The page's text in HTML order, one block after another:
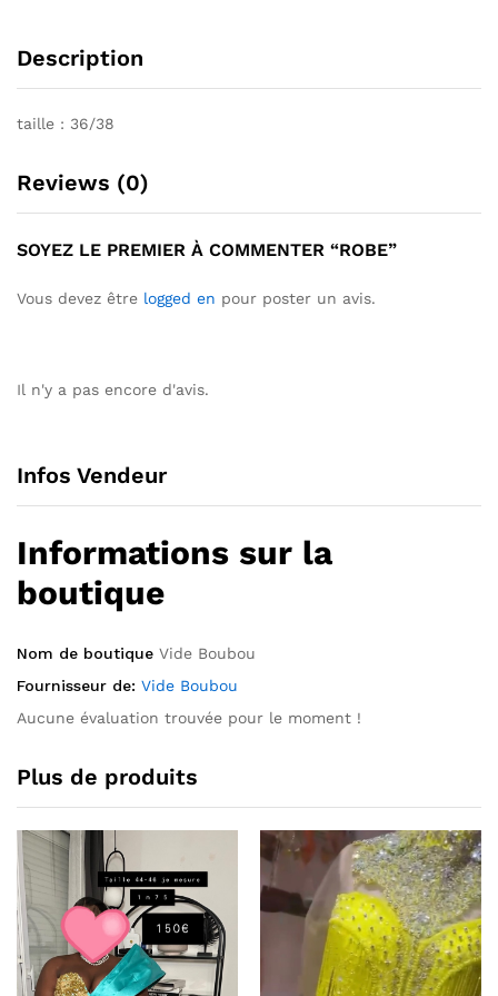
Description
taille : 36/38
Reviews (0)
SOYEZ LE PREMIER À COMMENTER “ROBE”
Vous devez être logged en pour poster un avis.
Il n'y a pas encore d'avis.
Infos Vendeur
Informations sur la
boutique
Nom de boutique Vide Boubou
Fournisseur de: Vide Boubou
Aucune évaluation trouvée pour le moment !
Plus de produits